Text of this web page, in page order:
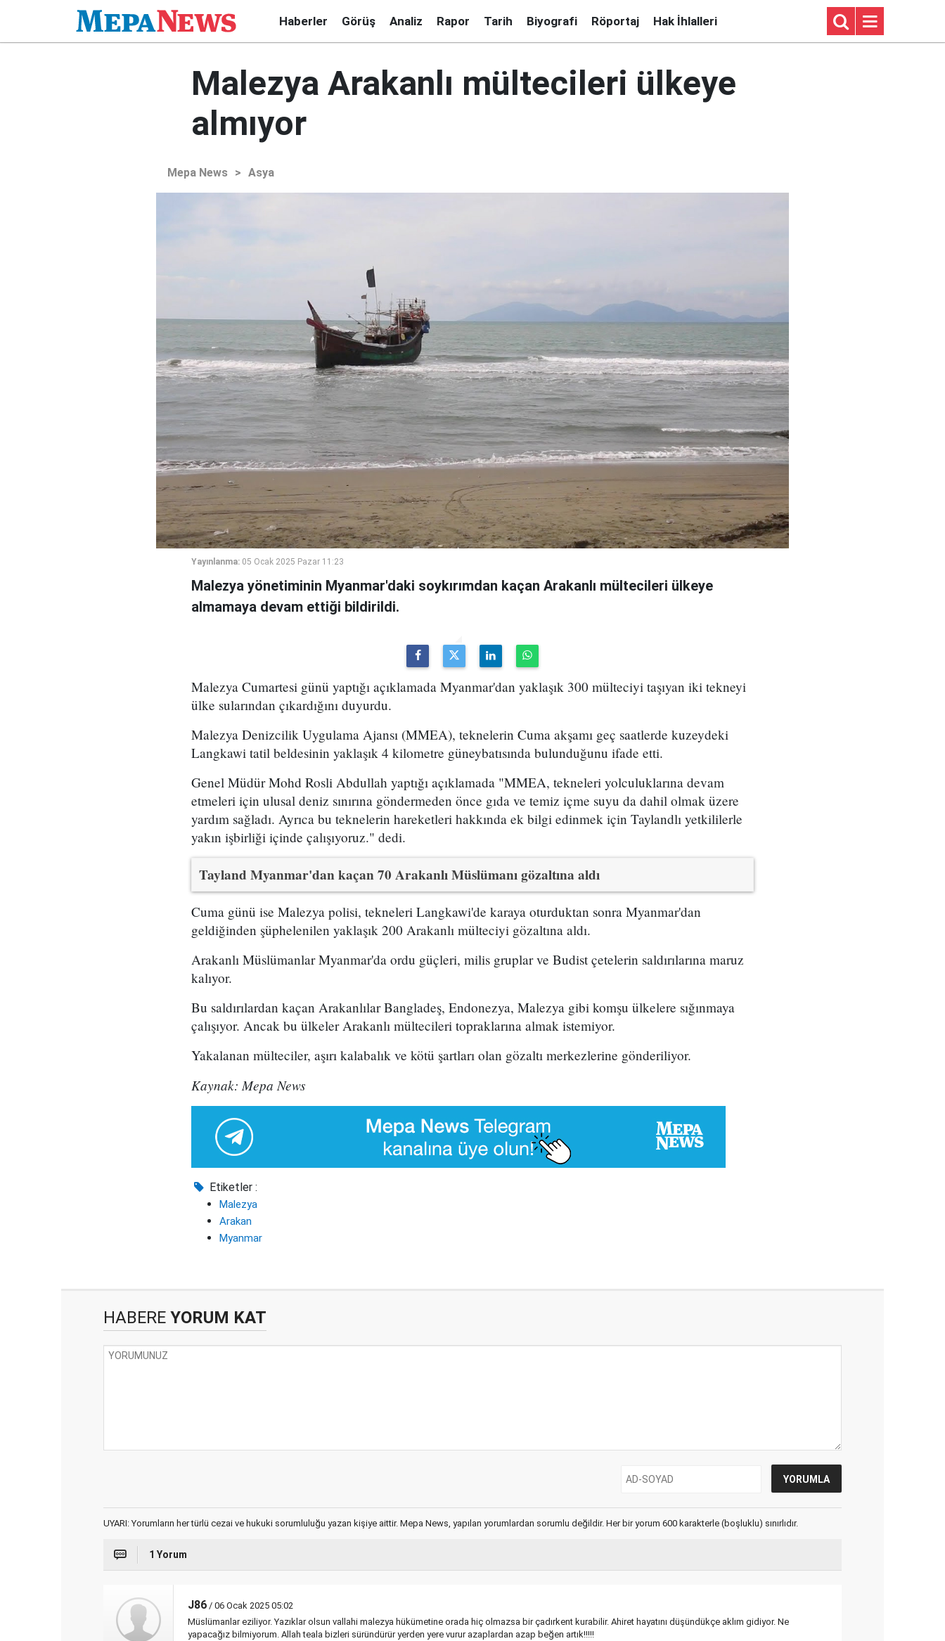
Haberler Görüş Analiz Rapor Tarih Biyografi Röportaj Hak İhlalleri
Malezya Arakanlı mültecileri ülkeye
almıyor
Mepa News > Asya
Yayınlanma: 05 Ocak 2025 Pazar 11:23
Malezya yönetiminin Myanmar'daki soykırımdan kaçan Arakanlı mültecileri ülkeye
almamaya devam ettiği bildirildi.
Malezya Cumartesi günü yaptığı açıklamada Myanmar'dan yaklaşık 300 mülteciyi taşıyan iki tekneyi
ülke sularından çıkardığını duyurdu.
Malezya Denizcilik Uygulama Ajansı (MMEA), teknelerin Cuma akşamı geç saatlerde kuzeydeki
Langkawi tatil beldesinin yaklaşık 4 kilometre güneybatısında bulunduğunu ifade etti.
Genel Müdür Mohd Rosli Abdullah yaptığı açıklamada "MMEA, tekneleri yolculuklarına devam
etmeleri için ulusal deniz sınırına göndermeden önce gıda ve temiz içme suyu da dahil olmak üzere
yardım sağladı. Ayrıca bu teknelerin hareketleri hakkında ek bilgi edinmek için Taylandlı yetkililerle
yakın işbirliği içinde çalışıyoruz." dedi.
Tayland Myanmar'dan kaçan 70 Arakanlı Müslümanı gözaltına aldı
Cuma günü ise Malezya polisi, tekneleri Langkawi'de karaya oturduktan sonra Myanmar'dan
geldiğinden şüphelenilen yaklaşık 200 Arakanlı mülteciyi gözaltına aldı.
Arakanlı Müslümanlar Myanmar'da ordu güçleri, milis gruplar ve Budist çetelerin saldırılarına maruz
kalıyor.
Bu saldırılardan kaçan Arakanlılar Bangladeş, Endonezya, Malezya gibi komşu ülkelere sığınmaya
çalışıyor. Ancak bu ülkeler Arakanlı mültecileri topraklarına almak istemiyor.
Yakalanan mülteciler, aşırı kalabalık ve kötü şartları olan gözaltı merkezlerine gönderiliyor.
Kaynak: Mepa News
Etiketler :
Malezya
Arakan
Myanmar
HABERE YORUM KAT
UYARI: Yorumların her türlü cezai ve hukuki sorumluluğu yazan kişiye aittir. Mepa News, yapılan yorumlardan sorumlu değildir. Her bir yorum 600 karakterle (boşluklu) sınırlıdır.
1 Yorum
J86 / 06 Ocak 2025 05:02
Müslümanlar eziliyor. Yazıklar olsun vallahi malezya hükümetine orada hiç olmazsa bir çadırkent kurabilir. Ahiret hayatını düşündükçe aklım gidiyor. Ne
yapacağız bilmiyorum. Allah teala bizleri süründürür yerden yere vurur azaplardan azap beğen artık!!!!!